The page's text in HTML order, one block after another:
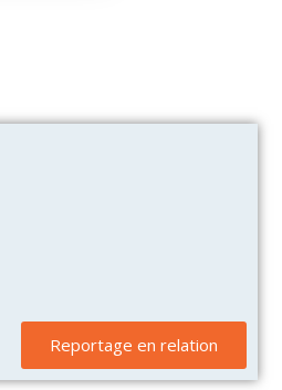
Reportage en relation